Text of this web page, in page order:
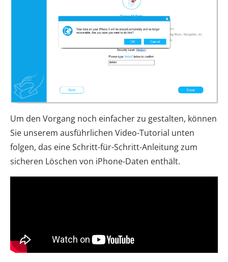
Um den Vorgang noch einfacher zu gestalten, können
Sie unserem ausführlichen Video-Tutorial unten
folgen, das eine Schritt-für-Schritt-Anleitung zum
sicheren Löschen von iPhone-Daten enthält.